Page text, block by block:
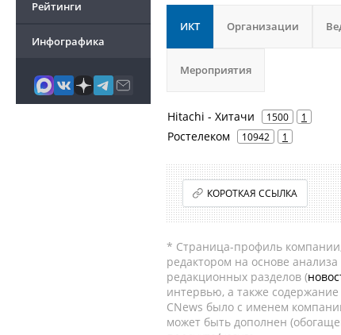
Рейтинги
Инфографика
ИКТ Организации
Мероприятия
Hitachi - Хитачи 1500 1
Ростелеком 10942 1
КОРОТКАЯ ССЫЛКА
* Страница-профиль компании,
редактором на основе
редакционных разделов (
интервью, а также
CNews было с именем
может быть дополнен